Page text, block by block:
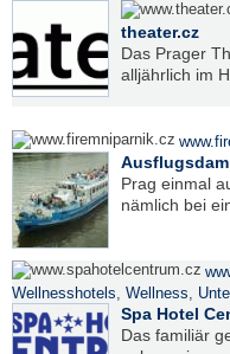
theater.cz
Das Prager
alljährlich im
Prag einmal
nämlich bei
Wellnesshotels, Wellness,
Spa Hotel
Das familiär